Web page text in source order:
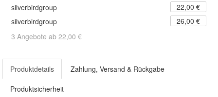
silverbirdgroup
22,00 €
silverbirdgroup
26,00 €
3 Angebote ab 22,00 €
Produktdetails Zahlung, Versand & Rückgabe
Produktsicherheit